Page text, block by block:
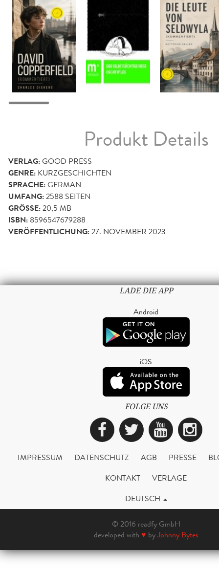
Produkt Details
VERLAG:GOOD PRESS
GENRE: KURZGESCHICHTEN
SPRACHE:GERMAN
UMFANG:2588 SEITEN
GRÖSSE: 20,5 MB
ISBN: 8596547679288
VERÖFFENTLICHUNG:27. NOVEMBER 2023
LADE DIE APP
Android
iOS
FOLGE UNS
Facebook
Twitter
IMPRESSUM DATENSCHUTZ AGB PRESSE
KONTAKT
VERLAGE
DEUTSCH
© 2016 readfy GmbH
developed with ♥ byJohnny Bytes